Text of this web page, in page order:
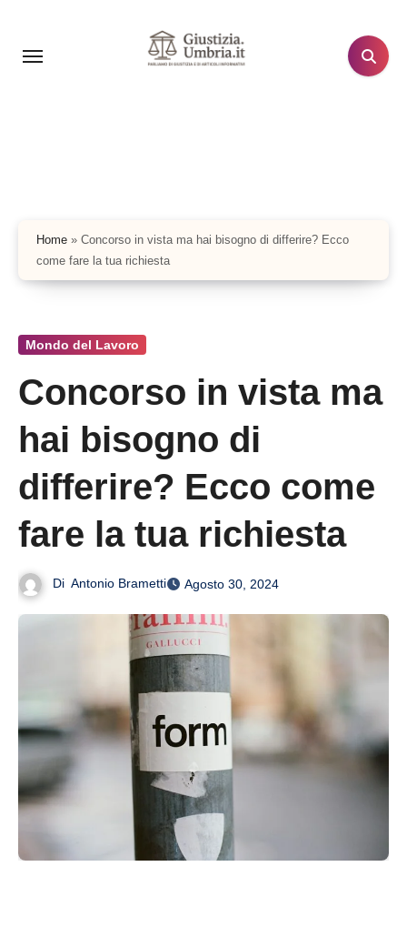
contenuto
Home » Concorso in vista ma hai bisogno di differire? Ecco
come fare la tua richiesta
Mondo del Lavoro
Concorso in vista ma
hai bisogno di
differire? Ecco come
fare la tua richiesta
Di Antonio Brametti Agosto 30, 2024